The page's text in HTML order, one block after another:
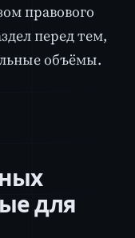
правового
перед тем,
объёмы.
для